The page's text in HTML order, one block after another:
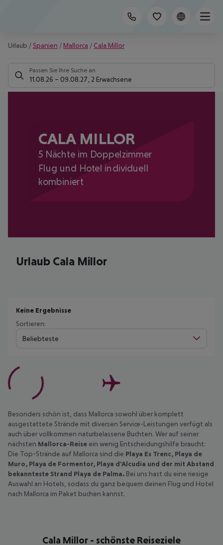
Urlaub / Spanien / Mallorca / Cala Millor
Passen Sie Ihre Suche an
11.08.26 – 09.08.27 2 Erwachsene
CALA MILLOR
5 Nächte im Doppelzimmer
Flug und Hotel individuell
kombiniert
Urlaub Cala Millor
Keine Ergebnisse
Sortieren:
Beliebteste
Besonders schön ist, dass Mallorca sowohl über komplett
ausgestattete Strände mit diversen Service-Leistungen verfügt als
auch über vollkommen naturbelassene Buchten. Wer auf seiner
nächsten Mallorca-Reise ein wenig Entscheidungshilfe braucht:
Die Top-Strände auf Mallorca sind die Playa Es Trenc, Playa de
Muro, Playa de Formentor, Playa d'Alcudia und der mit Abstand
bekannteste Strand Playa de Palma. Bei uns hast du eine riesige
Auswahl an Hotels, sodass du ganz bequem deinen Flug und Hotel
nach Mallorca im Paket buchen kannst.
Cala Millor - schönste Reiseziele